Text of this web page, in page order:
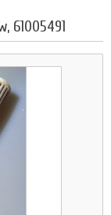
61005491